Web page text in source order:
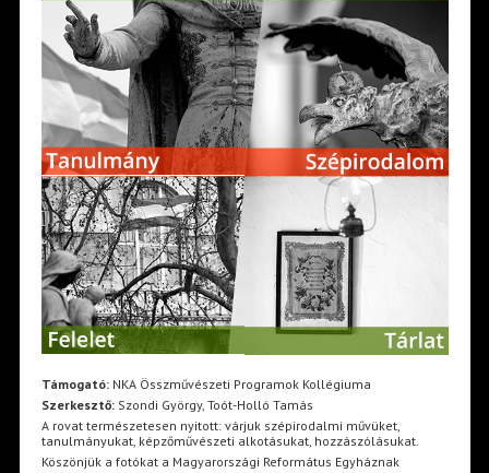
Támogató:NKA Összművészeti Programok Kollégiuma
Szerkesztő:Szondi György, Toót-Holló Tamás
A rovat természetesen nyitott: várjuk szépirodalmi művüket,
tanulmányukat, képzőművészeti alkotásukat, hozzászólásukat.
Köszönjük a fotókat a Magyarországi Református Egyháznak